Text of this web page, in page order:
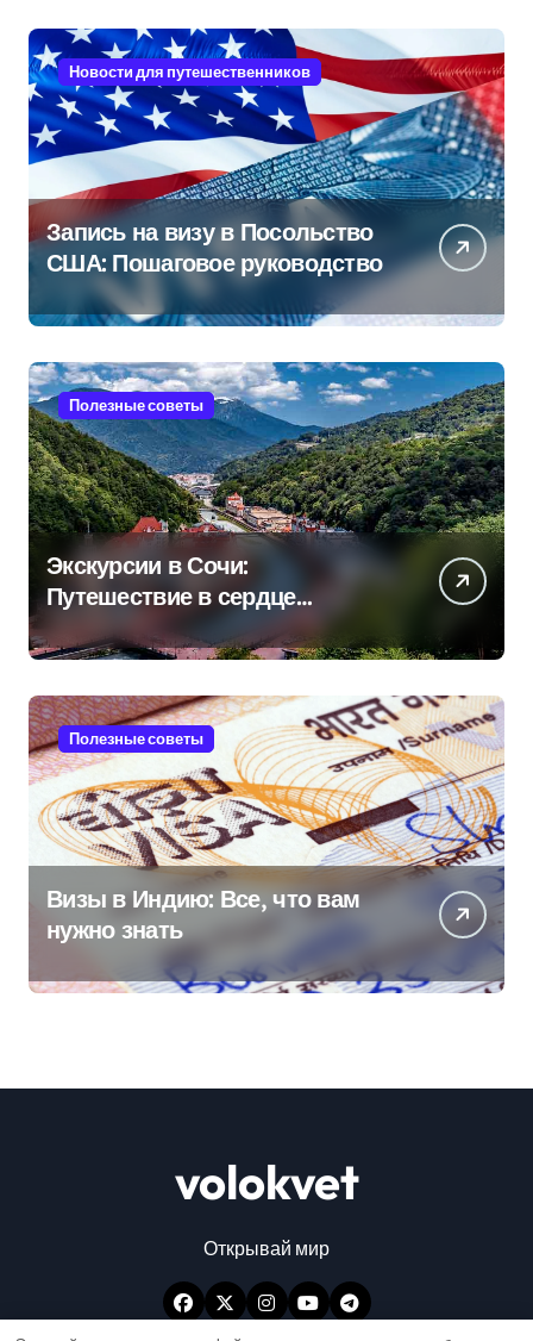
Новости для путешественников
Запись на визу в Посольство
США: Пошаговое руководство
Полезные советы
Экскурсии в Сочи:
Путешествие в сердце
Черноморского курорта
Полезные советы
Визы в Индию: Все, что вам
нужно знать
volokvet
Открывай мир